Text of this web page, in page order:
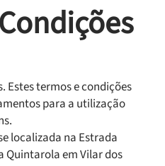
Estes termos e condições
para a utilização
localizada na Estrada
Quintarola em Vilar dos